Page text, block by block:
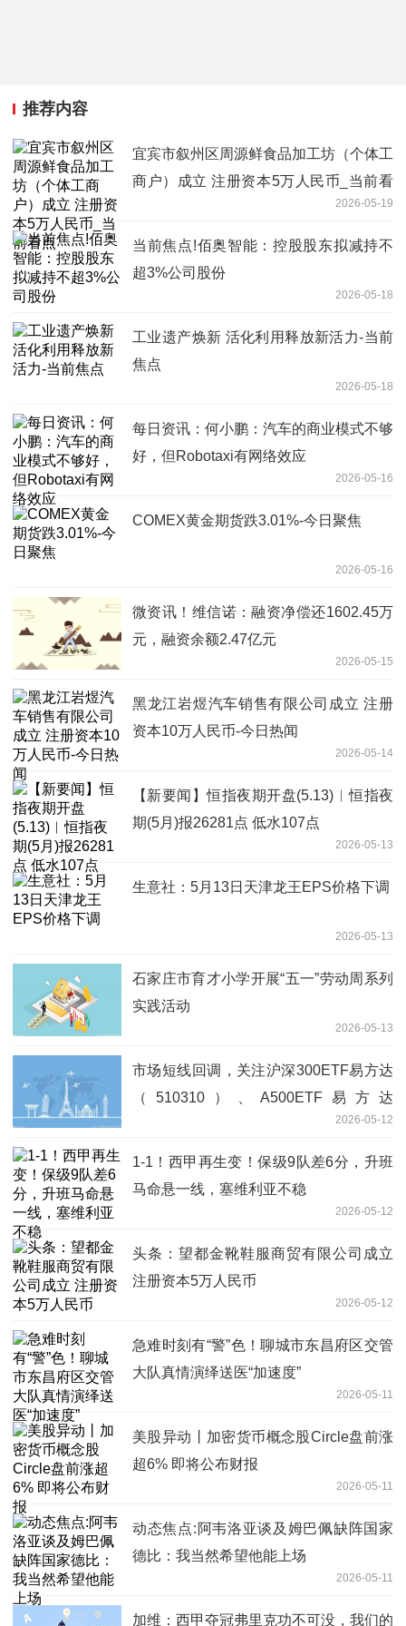
推荐内容
宜宾市叙州区周源鲜食品加工坊（个体工
商户）成立 注册资本5万人民币_当前看
2026-05-19
当前焦点!佰奥智能：控股股东拟减持不
超3%公司股份
2026-05-18
工业遗产焕新 活化利用释放新活力-当前
焦点
2026-05-18
每日资讯：何小鹏：汽车的商业模式不够
好，但Robotaxi有网络效应
2026-05-16
COMEX黄金期货跌3.01%-今日聚焦
2026-05-16
微资讯！维信诺：融资净偿还1602.45万
元，融资余额2.47亿元
2026-05-15
黑龙江岩煜汽车销售有限公司成立 注册
资本10万人民币-今日热闻
2026-05-14
【新要闻】恒指夜期开盘(5.13)︱恒指夜
期(5月)报26281点 低水107点
2026-05-13
生意社：5月13日天津龙王EPS价格下调
2026-05-13
石家庄市育才小学开展“五一”劳动周系列
实践活动
2026-05-13
市场短线回调，关注沪深300ETF易方达
（510310）、A500ETF易方达
（159361）等产品布局机会 每日快报
2026-05-12
1-1！西甲再生变！保级9队差6分，升班
马命悬一线，塞维利亚不稳
2026-05-12
头条：望都金靴鞋服商贸有限公司成立
注册资本5万人民币
2026-05-12
急难时刻有“警”色！聊城市东昌府区交管
大队真情演绎送医“加速度”
2026-05-11
美股异动丨加密货币概念股Circle盘前涨
超6% 即将公布财报
2026-05-11
动态焦点:阿韦洛亚谈及姆巴佩缺阵国家
德比：我当然希望他能上场
2026-05-11
加维：西甲夺冠弗里克功不可没，我们的